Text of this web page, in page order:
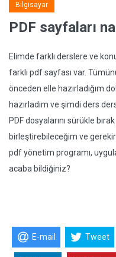
Bilgisayar
PDF sayfaları
Elimde farklı derslere ve
farklı pdf sayfası var.
önceden elle hazırladığım
hazırladım ve şimdi ders
PDF dosyalarını sürükle
birleştirebileceğim ve
pdf yönetim programı,
acaba bildiğiniz?
E-mail Tweet